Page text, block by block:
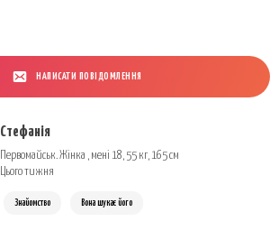
НАПИСАТИ ПОВІДОМЛЕННЯ
Стефанія
Первомайськ. Жінка , мені 18, 55 кг, 165 см
Цього тижня
Знайомство Вона шукає його